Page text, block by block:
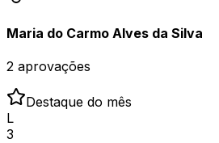
Maria do Carmo Alves da Silva
2 aprovações
Destaque do mês
L
3